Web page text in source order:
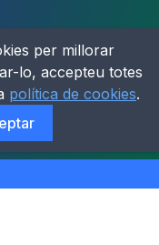
per millorar
lo, accepteu totes
política de cookies.